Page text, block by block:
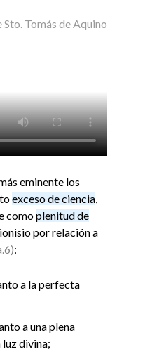
Tomás de Aquino
eminente los
exceso de ciencia,
comoplenitud de
por relación a
:
a la perfecta
a una plena
divina;